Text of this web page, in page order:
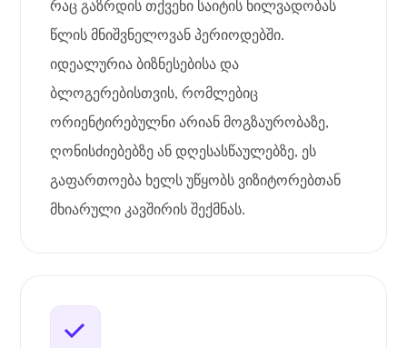
რაც გაზრდის თქვენი საიტის ხილვადობას
წლის მნიშვნელოვან პერიოდებში.
იდეალურია ბიზნესებისა და
ბლოგერებისთვის, რომლებიც
ორიენტირებულნი არიან მოგზაურობაზე,
ღონისძიებებზე ან დღესასწაულებზე, ეს
გაფართოება ხელს უწყობს ვიზიტორებთან
მხიარული კავშირის შექმნას.